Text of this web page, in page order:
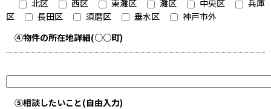
北区 西区 東灘区 灘区 中央区
兵庫
区
長田区 須磨区 垂水区
神戸市外
④物件の所在地詳細(○○町)
⑤相談したいこと(自由入力)